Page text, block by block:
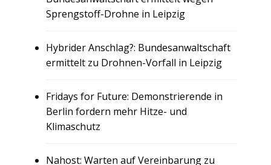
Sprengstoff-Drohne in Leipzig
Hybrider Anschlag?: Bundesanwaltschaft
ermittelt zu Drohnen-Vorfall in Leipzig
Fridays for Future: Demonstrierende in
Berlin fordern mehr Hitze- und
Klimaschutz
Nahost: Warten auf Vereinbarung zu